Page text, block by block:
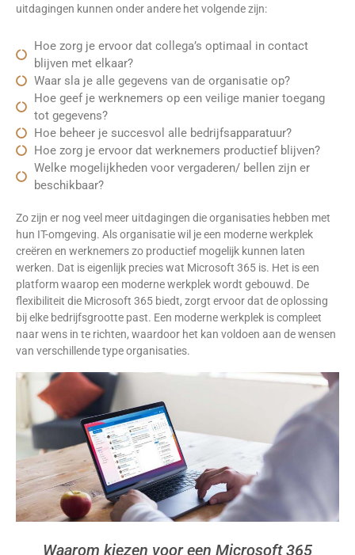
uitdagingen kunnen onder andere het volgende zijn:
Hoe zorg je ervoor dat collega’s optimaal in contact
blijven met elkaar?
Waar sla je alle gegevens van de organisatie op?
Hoe geef je werknemers op een veilige manier toegang
tot gegevens?
Hoe beheer je succesvol alle bedrijfsapparatuur?
Hoe zorg je ervoor dat werknemers productief blijven?
Welke mogelijkheden voor vergaderen/ bellen zijn er
beschikbaar?
Zo zijn er nog veel meer uitdagingen die organisaties hebben met
hun IT-omgeving. Als organisatie wil je een moderne werkplek
creëren en werknemers zo productief mogelijk kunnen laten
werken. Dat is eigenlijk precies wat Microsoft 365 is. Het is een
platform waarop een moderne werkplek wordt gebouwd. De
flexibiliteit die Microsoft 365 biedt, zorgt ervoor dat de oplossing
bij elke bedrijfsgrootte past. Een moderne werkplek is compleet
naar wens in te richten, waardoor het kan voldoen aan de wensen
van verschillende type organisaties.
Waarom kiezen voor een Microsoft 365